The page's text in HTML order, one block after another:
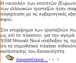
Η «εντολή» των εποπτών
των ελληνικών τραπεζών ήταν
σύγκρουση με τις κυβερνητικές
ευρώ.
Στο επιχείρημα των τραπεζιτών
ως επί το πλείστον, για την
SSM Ντανιέλ Νουί υπέδειξαν τις
ότι το νομοθετικό πλαίσιο
κατάστασης του δανειολήπτη.
περισσότερα...